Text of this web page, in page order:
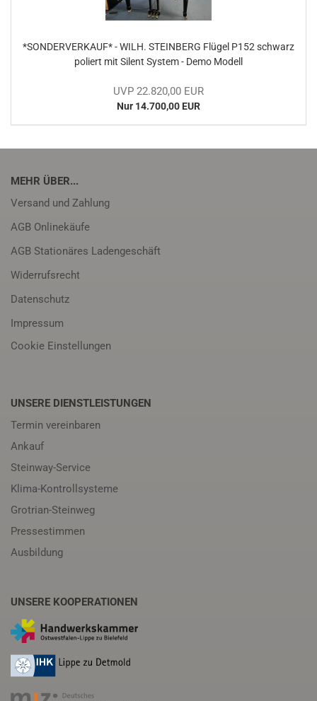
*SON­DER­VER­KAUF* - WILH. STEIN­BERG Flü­gel P152 schwarz
po­liert mit Si­lent Sys­tem - Demo Mo­dell
UVP 22.820,00 EUR
Nur 14.700,00 EUR
MEHR ÜBER...
Versand und Zahlung
AGB Onlinekäufe
AGB Stationäres Ladengeschäft
Widerrufsrecht
Datenschutz
Impressum
Cookie Einstellungen
UNSERE DIENSTLEISTUNGEN
Termin vereinbaren
Ankauf
Steinway-Service
Klima-Kontrollsysteme
Grotrian-Steinweg
Pressestimmen
Ausbildung
UNSERE KOOPERATIONEN